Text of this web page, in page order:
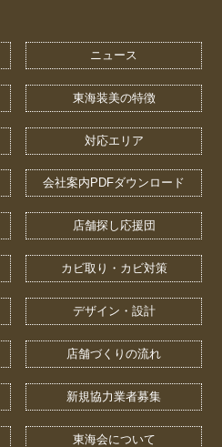
ニュース
東海装美の特徴
対応エリア
会社案内PDFダウンロード
店舗探し応援団
カビ取り・カビ対策
デザイン・設計
店舗づくりの流れ
新規協力業者募集
東海会について